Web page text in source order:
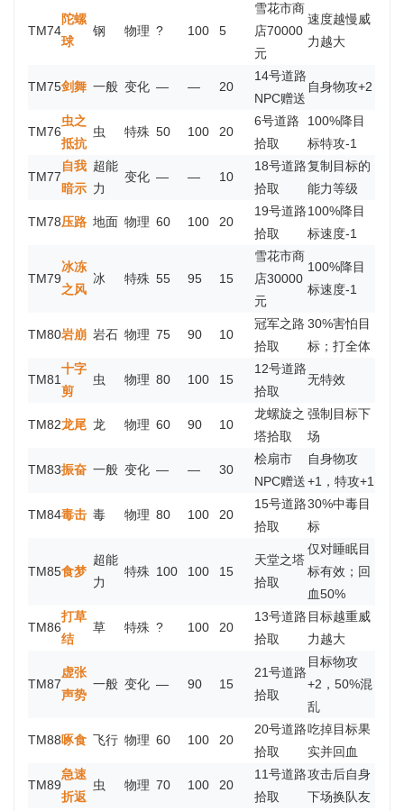
TM74
陀螺
球
钢 物理 ? 100 5
雪花市商
店70000
元
速度越慢威
力越大
TM75剑舞 一般 变化 — — 20
14号道路
NPC赠送
自身物攻+2
TM76
虫之
抵抗
虫 特殊 50 100 20
6号道路
拾取
100%降目
标特攻-1
TM77
自我
暗示
超能
力
变化 — — 10
18号道路
拾取
复制目标的
能力等级
TM78压路 地面 物理 60 100 20
19号道路
拾取
100%降目
标速度-1
TM79
冰冻
之风
冰 特殊 55 95 15
雪花市商
店30000
元
100%降目
标速度-1
TM80岩崩 岩石 物理 75 90 10
冠军之路
拾取
30%害怕目
标；打全体
TM81
十字
剪
虫 物理 80 100 15
12号道路
拾取
无特效
TM82龙尾 龙 物理 60 90 10
龙螺旋之
塔拾取
强制目标下
场
TM83振奋 一般 变化 — — 30
桧扇市
NPC赠送
自身物攻
+1，特攻+1
TM84毒击 毒 物理 80 100 20
15号道路
拾取
30%中毒目
标
TM85食梦
超能
力
特殊 100 100 15
天堂之塔
拾取
仅对睡眠目
标有效；回
血50%
TM86
打草
结
草 特殊 ? 100 20
13号道路
拾取
目标越重威
力越大
TM87
虚张
声势
一般 变化 — 90 15
21号道路
拾取
目标物攻
+2，50%混
乱
TM88啄食 飞行 物理 60 100 20
20号道路
拾取
吃掉目标果
实并回血
TM89
急速
折返
虫 物理 70 100 20
11号道路
拾取
攻击后自身
下场换队友